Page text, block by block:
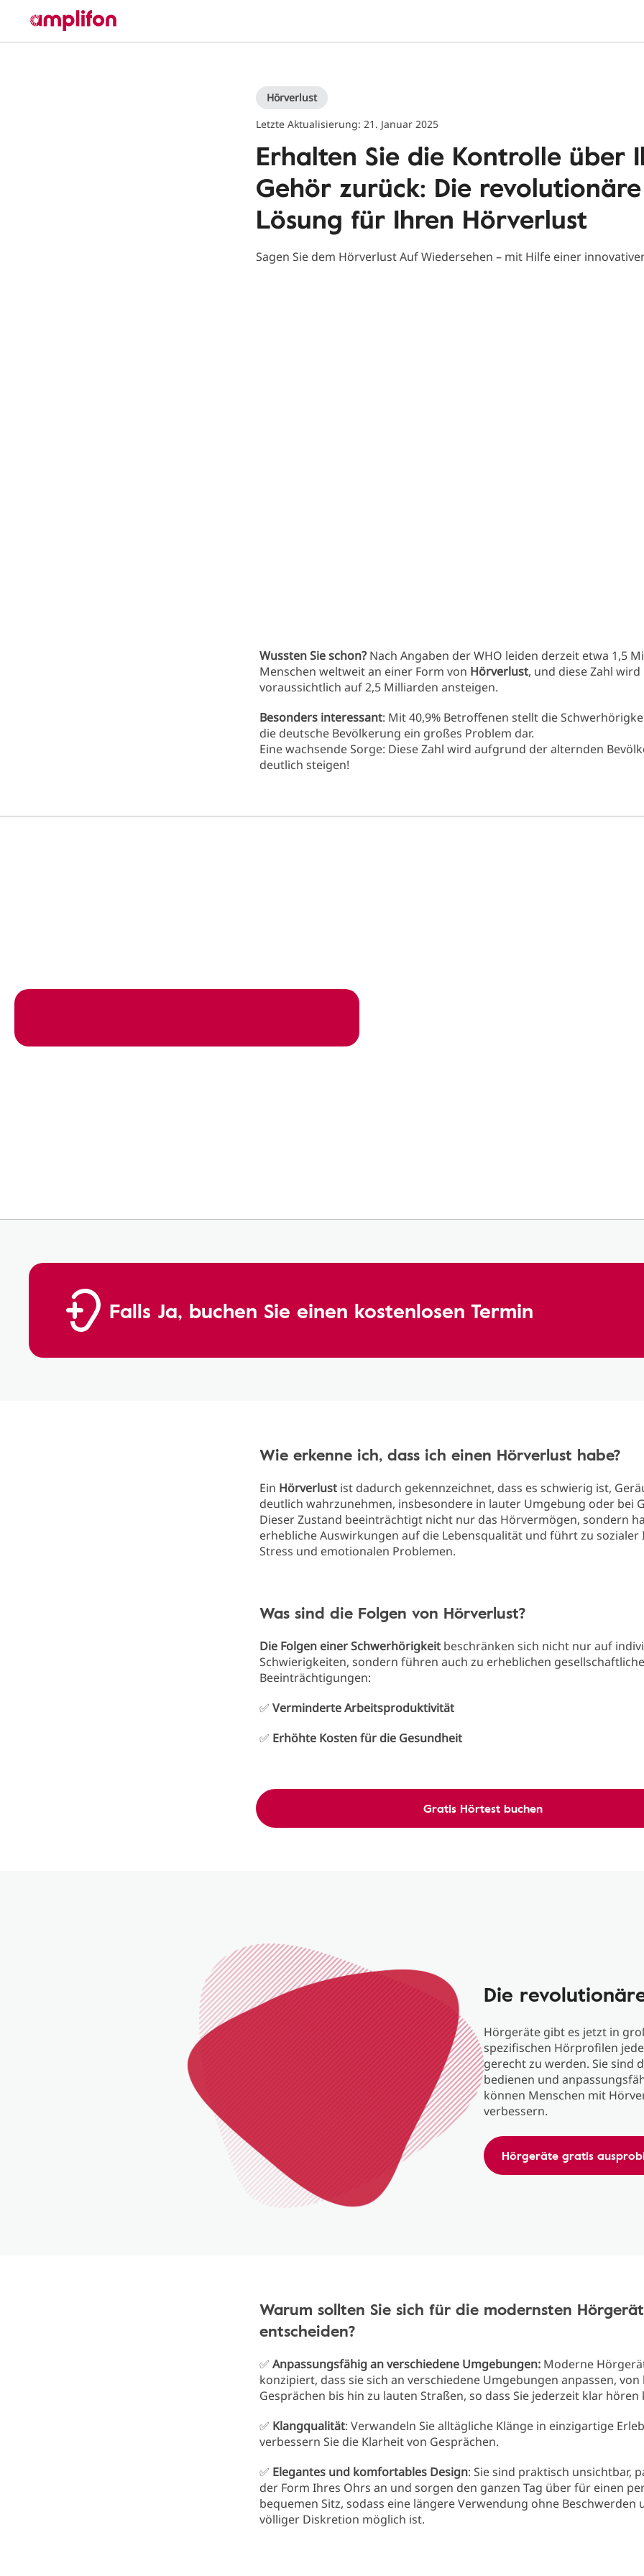
Hörverlust
Letzte Aktualisierung: 21. Januar 2025
Erhalten Sie die Kontrolle über
Gehör zurück: Die revolutionäre
Lösung für Ihren Hörverlust
Sagen Sie dem Hörverlust Auf Wiedersehen – mit Hilfe einer
Wussten Sie schon? Nach Angaben der WHO leiden derzeit etwa 1,5
Menschen weltweit an einer Form von Hörverlust, und diese Zahl wird
voraussichtlich auf 2,5 Milliarden ansteigen.
Besonders interessant: Mit 40,9% Betroffenen stellt die
die deutsche Bevölkerung ein großes Problem dar.
Eine wachsende Sorge: Diese Zahl wird aufgrund der alternden
deutlich steigen!
Falls Ja, buchen Sie einen kostenlosen Termin
Wie erkenne ich, dass ich einen Hörverlust habe?
Ein Hörverlust ist dadurch gekennzeichnet, dass es schwierig ist,
deutlich wahrzunehmen, insbesondere in lauter Umgebung oder bei
Dieser Zustand beeinträchtigt nicht nur das Hörvermögen, sondern
erhebliche Auswirkungen auf die Lebensqualität und führt zu sozialer
Stress und emotionalen Problemen.
Was sind die Folgen von Hörverlust?
Die Folgen einer Schwerhörigkeit beschränken sich nicht nur auf
Schwierigkeiten, sondern führen auch zu erheblichen
Beeinträchtigungen:
✅ Verminderte Arbeitsproduktivität
✅ Erhöhte Kosten für die Gesundheit
Gratis Hörtest buchen
Die
Hörgeräte gibt es jetzt in
spezifischen Hörprofilen
gerecht zu werden. Sie sind
bedienen und
können Menschen mit
verbessern.
Hörgeräte gratis
Warum sollten Sie sich für die modernsten
entscheiden?
✅ Anpassungsfähig an verschiedene Umgebungen: Moderne
konzipiert, dass sie sich an verschiedene Umgebungen anpassen, von
Gesprächen bis hin zu lauten Straßen, so dass Sie jederzeit klar hören
✅ Klangqualität: Verwandeln Sie alltägliche Klänge in einzigartige
verbessern Sie die Klarheit von Gesprächen.
✅ Elegantes und komfortables Design: Sie sind praktisch unsichtbar,
der Form Ihres Ohrs an und sorgen den ganzen Tag über für einen
bequemen Sitz, sodass eine längere Verwendung ohne Beschwerden
völliger Diskretion möglich ist.